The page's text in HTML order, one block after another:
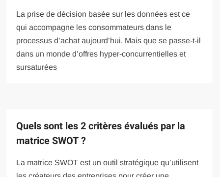
La prise de décision basée sur les données est ce
qui accompagne les consommateurs dans le
processus d’achat aujourd’hui. Mais que se passe-t-il
dans un monde d’offres hyper-concurrentielles et
sursaturées
Quels sont les 2 critères évalués par la
matrice SWOT ?
La matrice SWOT est un outil stratégique qu’utilisent